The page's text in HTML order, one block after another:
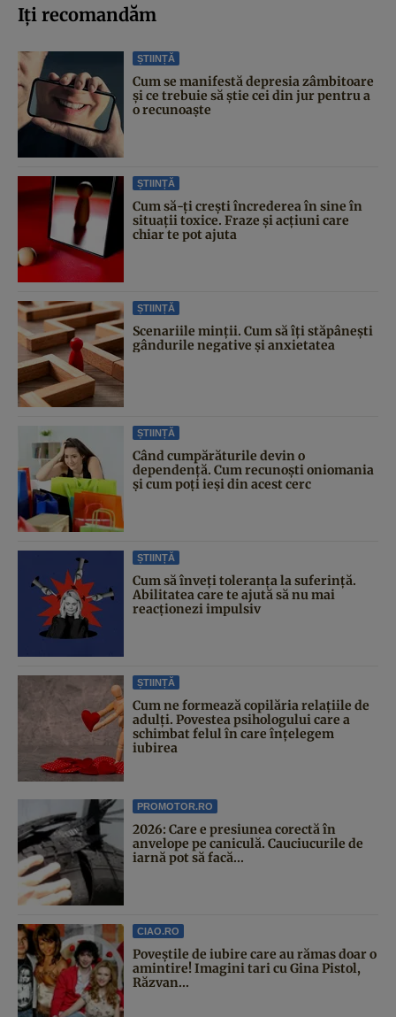
Iți recomandăm
ȘTIINȚĂ
Cum se manifestă depresia zâmbitoare
și ce trebuie să știe cei din jur pentru a
o recunoaște
ȘTIINȚĂ
Cum să-ți crești încrederea în sine în
situații toxice. Fraze și acțiuni care
chiar te pot ajuta
ȘTIINȚĂ
Scenariile minții. Cum să îți stăpânești
gândurile negative și anxietatea
ȘTIINȚĂ
Când cumpărăturile devin o
dependență. Cum recunoști oniomania
și cum poți ieși din acest cerc
ȘTIINȚĂ
Cum să înveți toleranța la suferință.
Abilitatea care te ajută să nu mai
reacționezi impulsiv
ȘTIINȚĂ
Cum ne formează copilăria relațiile de
adulți. Povestea psihologului care a
schimbat felul în care înțelegem
iubirea
PROMOTOR.RO
2026: Care e presiunea corectă în
anvelope pe caniculă. Cauciucurile de
iarnă pot să facă...
CIAO.RO
Poveştile de iubire care au rămas doar o
amintire! Imagini tari cu Gina Pistol,
Răzvan...